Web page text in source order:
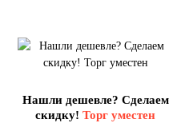
Нашли дешевле? Сделаем
скидку! Торг уместен